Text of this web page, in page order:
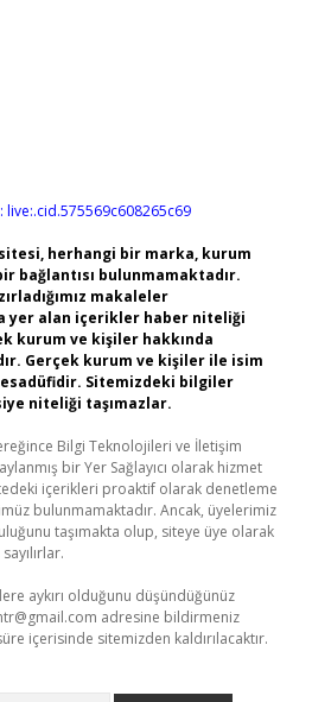
live:.cid.575569c608265c69
herhangi bir marka, kurum
bağlantısı bulunmamaktadır.
makaleler
yer alan içerikler haber niteliği
kurum ve kişiler hakkında
Gerçek kurum ve kişiler ile isim
Sitemizdeki bilgiler
niteliği taşımazlar.
Bilgi Teknolojileri ve İletişim
bir Yer Sağlayıcı olarak hizmet
içerikleri proaktif olarak denetleme
bulunmamaktadır. Ancak, üyelerimiz
taşımakta olup, siteye üye olarak
aykırı olduğunu düşündüğünüz
adresine bildirmeniz
içerisinde sitemizden kaldırılacaktır.